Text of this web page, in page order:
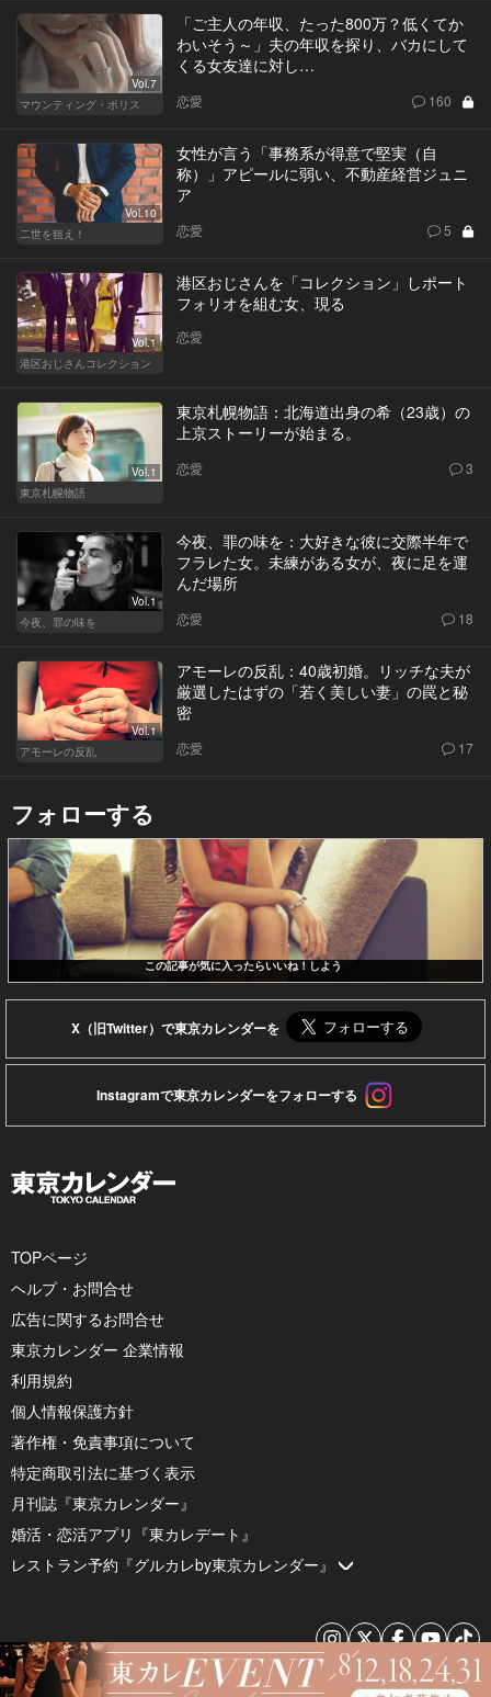
Vol.7
マウンティング・ポリス
「ご主人の年収、たった800万？低くてか
わいそう～」夫の年収を探り、バカにして
くる女友達に対し…
恋愛 160
Vol.10
二世を狙え！
女性が言う「事務系が得意で堅実（自
称）」アピールに弱い、不動産経営ジュニ
ア
恋愛 5
Vol.1
港区おじさんコレクション
港区おじさんを「コレクション」しポート
フォリオを組む女、現る
恋愛
Vol.1
東京札幌物語
東京札幌物語：北海道出身の希（23歳）の
上京ストーリーが始まる。
恋愛 3
Vol.1
今夜、罪の味を
今夜、罪の味を：大好きな彼に交際半年で
フラレた女。未練がある女が、夜に足を運
んだ場所
恋愛 18
Vol.1
アモーレの反乱
アモーレの反乱：40歳初婚。リッチな夫が
厳選したはずの「若く美しい妻」の罠と秘
密
恋愛 17
フォローする
この記事が気に入ったらいいね！しよう
X（旧Twitter）で東京カレンダーを
Instagramで東京カレンダーをフォローする
TOPページ
ヘルプ・お問合せ
広告に関するお問合せ
東京カレンダー 企業情報
利用規約
個人情報保護方針
著作権・免責事項について
特定商取引法に基づく表示
月刊誌『東京カレンダー』
婚活・恋活アプリ『東カレデート』
レストラン予約『グルカレby東京カレンダー』
© 2026 by Tokyo Calendar, Inc.